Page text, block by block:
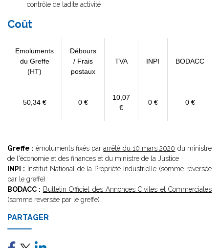
contrôle de ladite activité
Coût
Emoluments
du Greffe
(HT)
Débours
/ Frais
postaux
TVA INPI BODACC
50,34 € 0 €
10,07
€
0 € 0 €
Greffe : émoluments fixés pararrêté du 10 mars 2020 du ministre
de l'économie et des finances et du ministre de la Justice
INPI : Institut National de la Propriété Industrielle (somme reversée
par le greffe)
BODACC : Bulletin Officiel des Annonces Civiles et Commerciales
(somme reversée par le greffe)
PARTAGER